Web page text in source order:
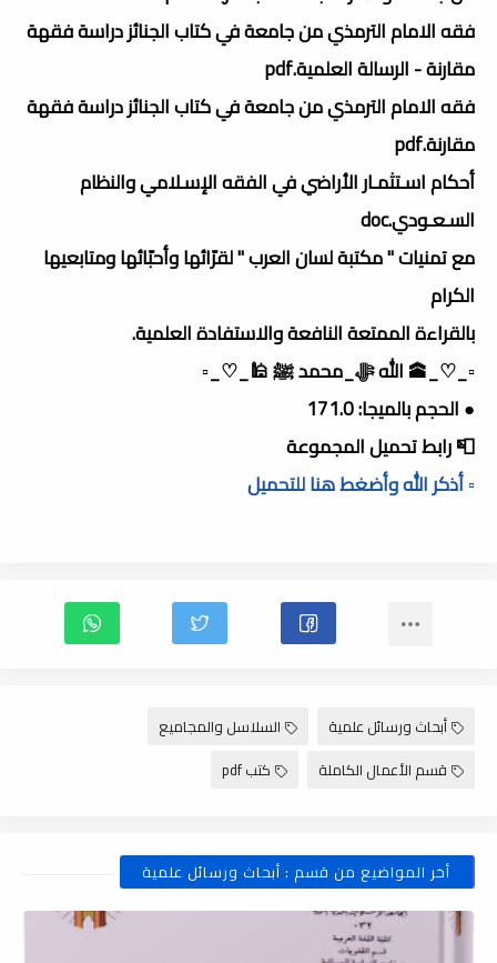
فقه الامام الترمذي من جامعة في كتاب الجنائز دراسة فقهة
مقارنة - الرسالة العلمية.pdf
فقه الامام الترمذي من جامعة في كتاب الجنائز دراسة فقهة
مقارنة.pdf
أحكام اسـتثمـار الأراضي في الفقه الإسـلامي والنظام
السـعـودي.doc
مع تمنيات " مكتبة لسان العرب " لقرّائها وأحبّائها ومتابعيها
الكرام
بالقراءة الممتعة النافعة والاستفادة العلمية.
▫️_♡_🕋 الله ﷻ_محمد ﷺ 🕌_♡_▫️
● الحجم بالميجا: 171.0
📮 رابط تحميل المجموعة
▫️ أذكر الله وأضغط هنا للتحميل
أبحاث ورسائل علمية
السلاسل والمجاميع
قسم الأعمال الكاملة
كتب pdf
أخر المواضيع من قسم : أبحاث ورسائل علمية